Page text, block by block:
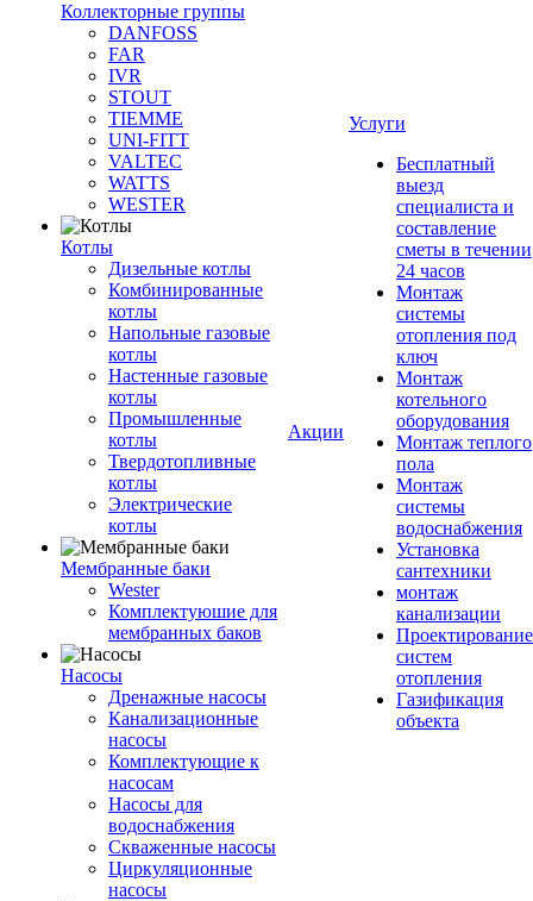
Коллекторные группы
DANFOSS
FAR
IVR
STOUT
TIEMME
UNI-FITT
VALTEC
WATTS
WESTER
Котлы
Дизельные котлы
Комбинированные
котлы
Напольные газовые
котлы
Настенные газовые
котлы
Промышленные
котлы
Твердотопливные
котлы
Электрические
котлы
Мембранные баки
Wester
Комплектуюшие для
мембранных баков
Насосы
Дренажные насосы
Канализационные
насосы
Комплектующие к
насосам
Насосы для
водоснабжения
Скваженные насосы
Циркуляционные
насосы
Акции
Услуги
Бесплатный
выезд
специалиста и
составление
сметы в течении
24 часов
Монтаж
системы
отопления под
ключ
Монтаж
котельного
оборудования
Монтаж теплого
пола
Монтаж
системы
водоснабжения
Установка
сантехники
монтаж
канализации
Проектирование
систем
отопления
Газификация
объекта